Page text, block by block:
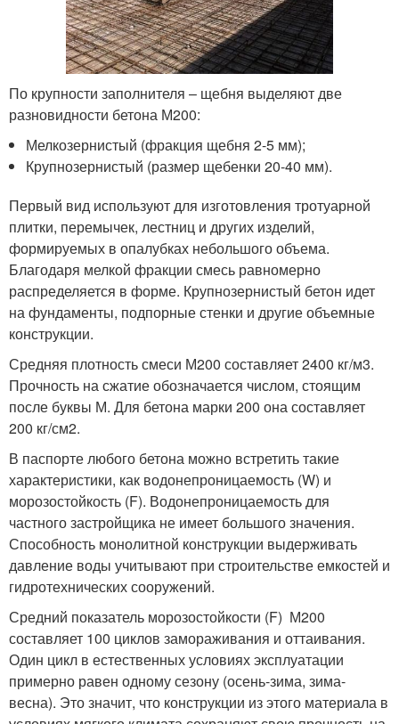
По крупности заполнителя – щебня выделяют две
разновидности бетона М200:
Мелкозернистый (фракция щебня 2-5 мм);
Крупнозернистый (размер щебенки 20-40 мм).
Первый вид используют для изготовления тротуарной
плитки, перемычек, лестниц и других изделий,
формируемых в опалубках небольшого объема.
Благодаря мелкой фракции смесь равномерно
распределяется в форме. Крупнозернистый бетон идет
на фундаменты, подпорные стенки и другие объемные
конструкции.
Средняя плотность смеси М200 составляет 2400 кг/м3.
Прочность на сжатие обозначается числом, стоящим
после буквы М. Для бетона марки 200 она составляет
200 кг/см2.
В паспорте любого бетона можно встретить такие
характеристики, как водонепроницаемость (W) и
морозостойкость (F). Водонепроницаемость для
частного застройщика не имеет большого значения.
Способность монолитной конструкции выдерживать
давление воды учитывают при строительстве емкостей и
гидротехнических сооружений.
Средний показатель морозостойкости (F) М200
составляет 100 циклов замораживания и оттаивания.
Один цикл в естественных условиях эксплуатации
примерно равен одному сезону (осень-зима, зима-
весна). Это значит, что конструкции из этого материала в